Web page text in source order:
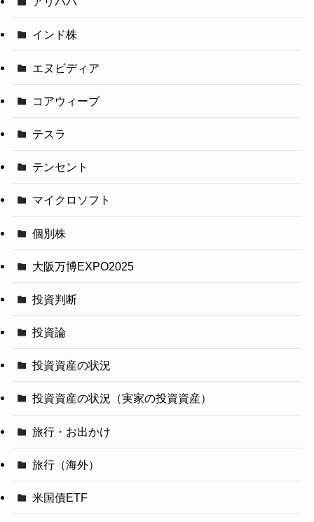
インド株
エヌビディア
コアウィーブ
テスラ
テンセント
マイクロソフト
個別株
大阪万博EXPO2025
投資判断
投資論
投資資産の状況
投資資産の状況（実家の投資資産）
旅行・お出かけ
旅行（海外）
米国債ETF